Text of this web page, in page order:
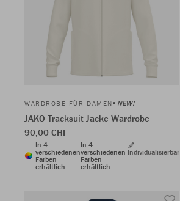
WARDROBE FÜR DAMEN NEW!
JAKO Tracksuit Jacke Wardrobe
90,00 CHF
In 4
verschiedenen
Farben
erhältlich
In 4
verschiedenen
Farben
erhältlich
Individualisierbar